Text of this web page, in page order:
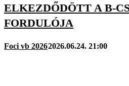
ELKEZDŐDÖTT A B-
FORDULÓJA
Foci vb 20262026.06.24. 21:00